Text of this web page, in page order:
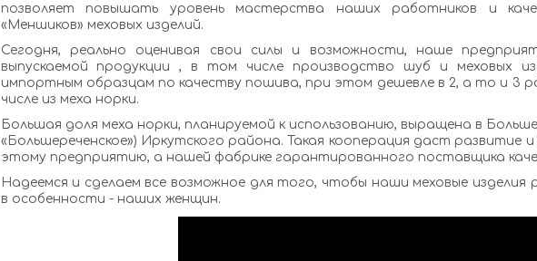
позволяет повышать уровень мастерства наших работников и
«Меншиков» меховых изделий.
Сегодня, реально оценивая свои силы и возможности, наше
выпускаемой продукции , в том числе производство шуб и меховых
импортным образцам по качеству пошива, при этом дешевле в 2, а то и 3
числе из меха норки.
Большая доля меха норки, планируемой к использованию, выращена в
«Большереченское») Иркутского района. Такая кооперация даст развитие
этому предприятию, а нашей фабрике гарантированного поставщика
Надеемся и сделаем все возможное для того, чтобы наши меховые изделия
в особенности - наших женщин.